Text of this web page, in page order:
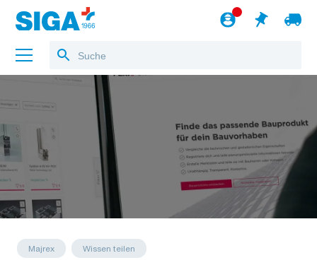
Referenzen
Jobs
Blog
Majrex Wissen teilen